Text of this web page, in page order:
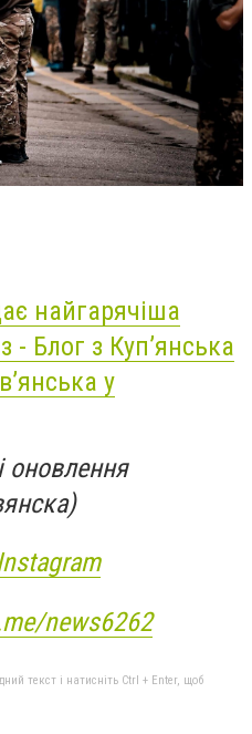
найгарячіша
- Блог з Куп’янська
у
оновлення
news6262
текст і натисніть Ctrl + Enter, щоб